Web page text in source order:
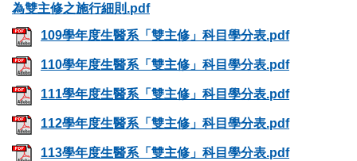
為雙主修之施行細則.pdf
109學年度生醫系「雙主修」科目學分表.pdf
110學年度生醫系「雙主修」科目學分表.pdf
111學年度生醫系「雙主修」科目學分表.pdf
112學年度生醫系「雙主修」科目學分表.pdf
113學年度生醫系「雙主修」科目學分表.pdf